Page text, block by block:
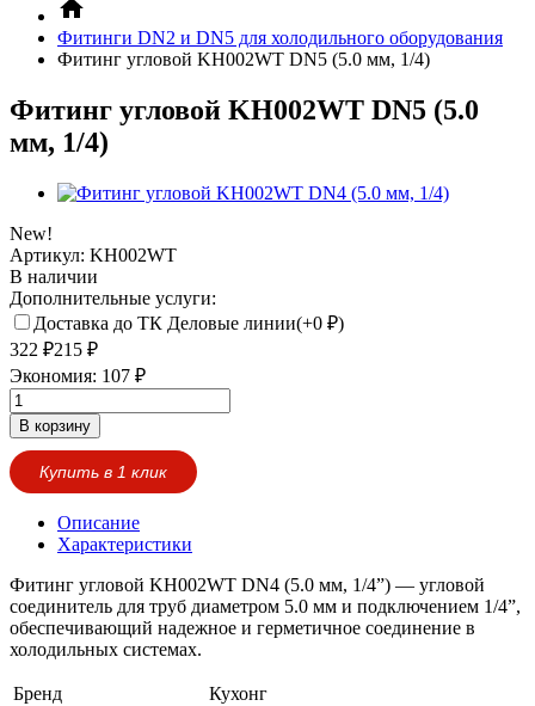
Фитинги DN2 и DN5 для холодильного оборудования
Фитинг угловой KH002WT DN5 (5.0 мм, 1/4)
Фитинг угловой KH002WT DN5 (5.0
мм, 1/4)
New!
Артикул: KH002WT
В наличии
Дополнительные услуги:
Доставка до ТК Деловые линии(+0 ₽)
322 ₽215 ₽
Экономия: 107 ₽
В корзину
Купить в 1 клик
Описание
Характеристики
Фитинг угловой KH002WT DN4 (5.0 мм, 1/4”) — угловой
соединитель для труб диаметром 5.0 мм и подключением 1/4”,
обеспечивающий надежное и герметичное соединение в
холодильных системах.
Бренд
Кухонг